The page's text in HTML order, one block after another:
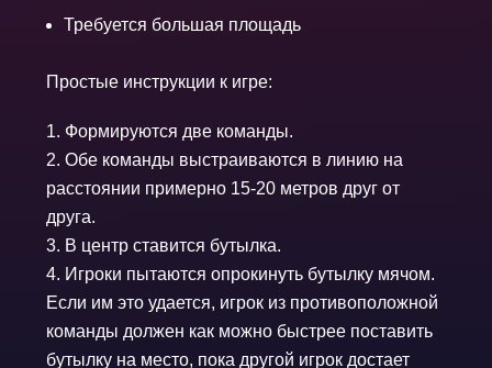
Требуется большая площадь
Простые инструкции к игре:
Формируются две команды.
Обе команды выстраиваются в линию на
расстоянии примерно 15-20 метров друг от
друга.
В центр ставится бутылка.
Игроки пытаются опрокинуть бутылку мячом.
Если им это удается, игрок из противоположной
команды должен как можно быстрее поставить
бутылку на место, пока другой игрок достает